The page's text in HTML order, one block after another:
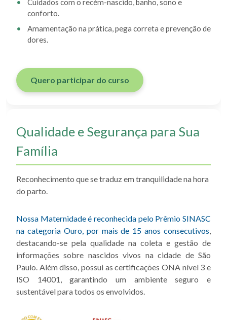
Cuidados com o recém-nascido, banho, sono e
conforto.
Amamentação na prática, pega correta e prevenção de
dores.
Quero participar do curso
Qualidade e Segurança para Sua
Família
Reconhecimento que se traduz em tranquilidade na hora
do parto.
Nossa Maternidade é reconhecida pelo Prêmio SINASC
na categoria Ouro, por mais de 15 anos consecutivos,
destacando-se pela qualidade na coleta e gestão de
informações sobre nascidos vivos na cidade de São
Paulo. Além disso, possui as certificações ONA nível 3 e
ISO 14001, garantindo um ambiente seguro e
sustentável para todos os envolvidos.